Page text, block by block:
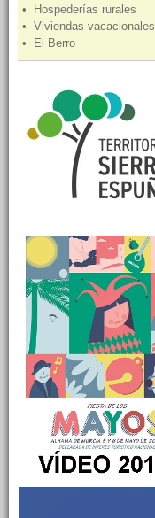
• Hospederías rurales
• Viviendas vacacionales
• El Berro